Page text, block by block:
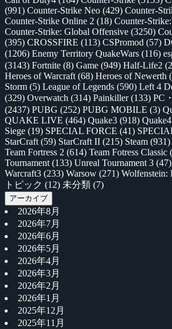
(991) Counter-Strike Neo (429) Counter-
Counter-Strike Online 2 (18) Counter-
Counter-Strike: Global Offensive (3250)
(395) CROSSFIRE (113) CSPromod (57)
(1206) Enemy Territory QuakeWars (116)
(3143) Fortnite (8) Game (949) Half-Life2
Heroes of Warcraft (68) Heroes of Newerth
Storm (5) League of Legends (590) Left 4
(329) Overwatch (314) Painkiller(133) PC
(2437) PUBG (252) PUBG MOBILE (3)
QUAKE LIVE (464) Quake3 (918) Quake4
Siege (19) SPECIAL FORCE (41)
StarCraft (59) StarCraft II (215) Steam (931)
Team Fortress 2 (614) Team Fotress Classic
Tournament (133) Unreal Tournament 3 (47)
Warcraft3 (233) Warsow (271) Wolfenstein:
トピック (12) 未分類 (7)
アーカイブ
2026年8月
2026年7月
2026年6月
2026年5月
2026年4月
2026年3月
2026年2月
2026年1月
2025年12月
2025年11月